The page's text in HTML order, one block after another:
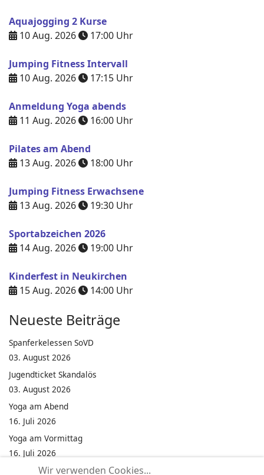
Aquajogging 2 Kurse
10 Aug. 2026
17:00 Uhr
Jumping Fitness Intervall
10 Aug. 2026
17:15 Uhr
Anmeldung Yoga abends
11 Aug. 2026
16:00 Uhr
Pilates am Abend
13 Aug. 2026
18:00 Uhr
Jumping Fitness Erwachsene
13 Aug. 2026
19:30 Uhr
Sportabzeichen 2026
14 Aug. 2026
19:00 Uhr
Kinderfest in Neukirchen
15 Aug. 2026
14:00 Uhr
Neueste Beiträge
Spanferkelessen SoVD
03. August 2026
Jugendticket Skandalös
03. August 2026
Yoga am Abend
16. Juli 2026
Yoga am Vormittag
16. Juli 2026
Pilates am Abend
Wir verwenden Cookies...